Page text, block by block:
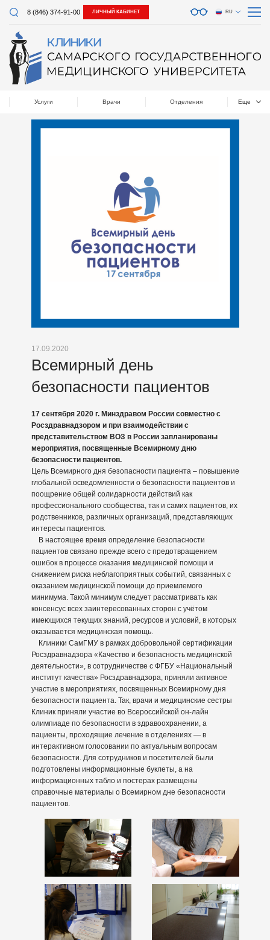
8 (846) 374-91-00 ЛИЧНЫЙ КАБИНЕТ RU
Услуги Врачи Отделения Еще
17.09.2020
Всемирный день
безопасности пациентов
17 сентября 2020 г. Минздравом России совместно с
Росздравнадзором и при взаимодействии с
представительством ВОЗ в России запланированы
мероприятия, посвященные Всемирному дню
безопасности пациентов.
Цель Всемирного дня безопасности пациента – повышение
глобальной осведомленности о безопасности пациентов и
поощрение общей солидарности действий как
профессионального сообщества, так и самих пациентов, их
родственников, различных организаций, представляющих
интересы пациентов.
В настоящее время определение безопасности
пациентов связано прежде всего с предотвращением
ошибок в процессе оказания медицинской помощи и
снижением риска неблагоприятных событий, связанных с
оказанием медицинской помощи до приемлемого
минимума. Такой минимум следует рассматривать как
консенсус всех заинтересованных сторон с учётом
имеющихся текущих знаний, ресурсов и условий, в которых
оказывается медицинская помощь.
Клиники СамГМУ в рамках добровольной сертификации
Росздравнадзора «Качество и безопасность медицинской
деятельности», в сотрудничестве с ФГБУ «Национальный
институт качества» Росздравнадзора, приняли активное
участие в мероприятиях, посвященных Всемирному дня
безопасности пациента. Так, врачи и медицинские сестры
Клиник приняли участие во Всероссийской он-лайн
олимпиаде по безопасности в здравоохранении, а
пациенты, проходящие лечение в отделениях — в
интерактивном голосовании по актуальным вопросам
безопасности. Для сотрудников и посетителей были
подготовлены информационные буклеты, а на
информационных табло и постерах размещены
справочные материалы о Всемирном дне безопасности
пациентов.